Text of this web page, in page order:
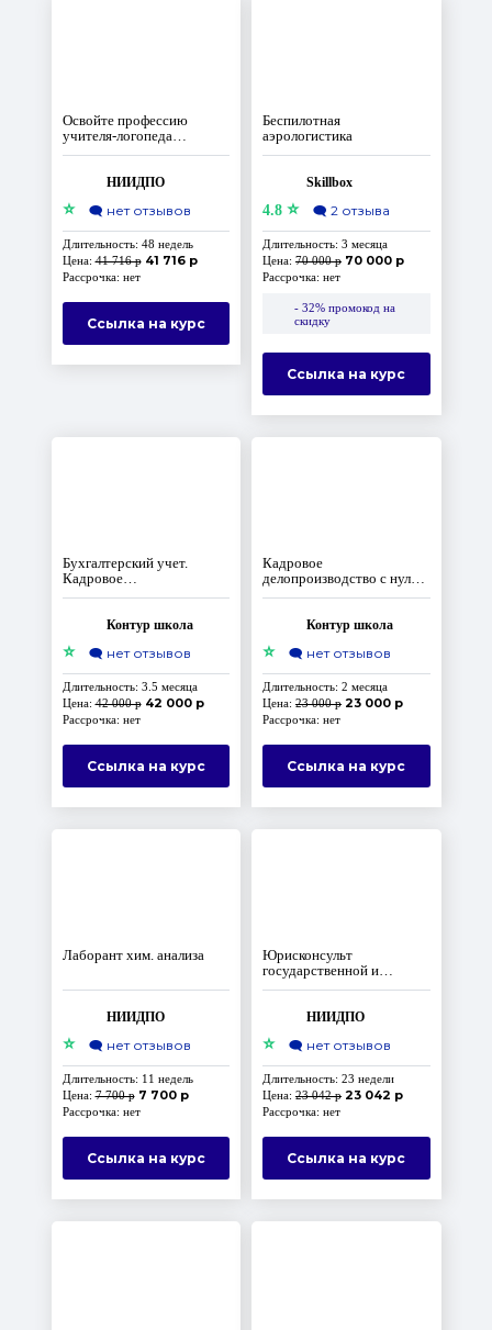
Освойте профессию
учителя-логопеда
дистанционно
НИИДПО
⭐ 🗨️ нет отзывов
Длительность: 48 недель
Цена:41 716 р 41 716 р
Рассрочка: нет
Ссылка на курс
Беспилотная
аэрологистика
Skillbox
4.8 ⭐ 🗨️ 2 отзыва
Длительность: 3 месяца
Цена: 70 000 р 70 000 р
Рассрочка: нет
- 32% промокод на
скидку
Ссылка на курс
Бухгалтерский учет.
Кадровое
делопроизводство.
Контур школа
⭐ 🗨️ нет отзывов
Длительность: 3.5 месяца
Цена:42 000 р 42 000 р
Рассрочка: нет
Ссылка на курс
Кадровое
делопроизводство с нуля.
Профпереподготовка, код
Контур школа
⭐ 🗨️ нет отзывов
Длительность: 2 месяца
Цена: 23 000 р 23 000 р
Рассрочка: нет
Ссылка на курс
Лаборант хим. анализа
НИИДПО
⭐ 🗨️ нет отзывов
Длительность: 11 недель
Цена:7 700 р 7 700 р
Рассрочка: нет
Ссылка на курс
Юрисконсульт
государственной и
муниципальной службы
НИИДПО
⭐ 🗨️ нет отзывов
Длительность: 23 недели
Цена: 23 042 р 23 042 р
Рассрочка: нет
Ссылка на курс